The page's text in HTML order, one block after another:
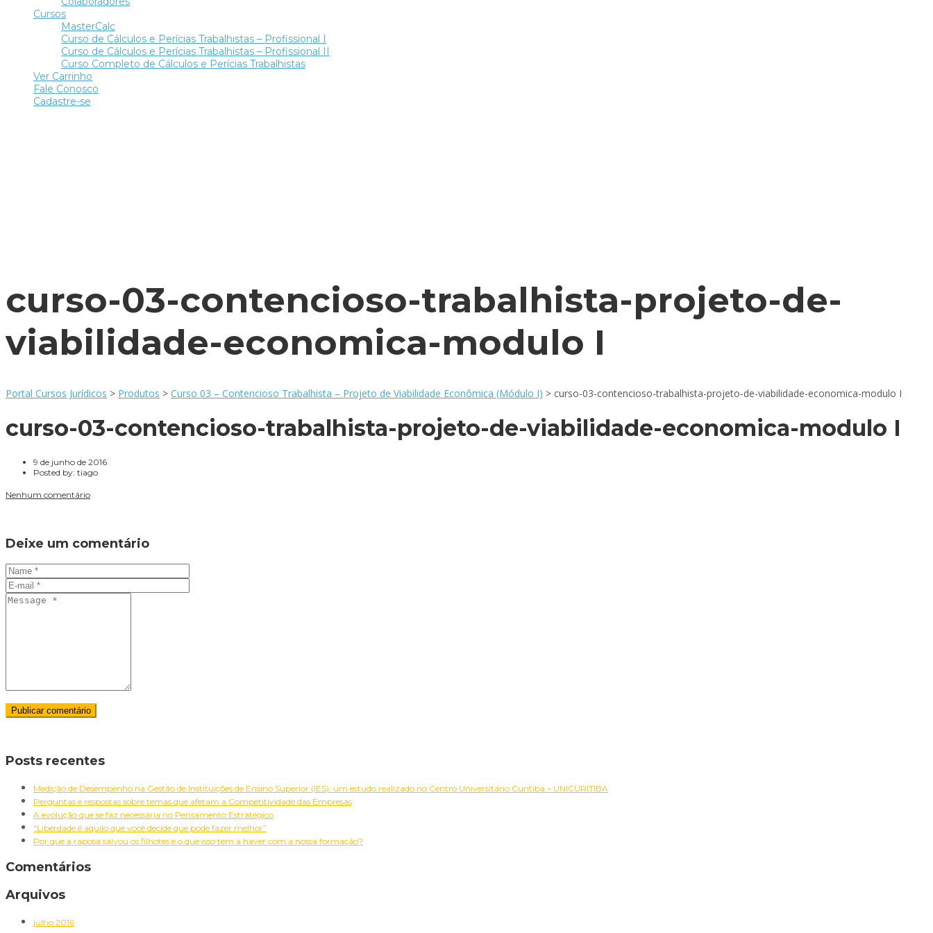
Cursos
MasterCalc
Curso de Cálculos e Perícias Trabalhistas – Profissional I
Curso de Cálculos e Perícias Trabalhistas – Profissional II
Curso Completo de Cálculos e Perícias Trabalhistas
Ver Carrinho
Fale Conosco
Cadastre-se
curso-03-contencioso-trabalhista-projeto-de-
viabilidade-economica-modulo I
Portal Cursos Jurídicos > Produtos > Curso 03 – Contencioso Trabalhista – Projeto de Viabilidade Econômica (Módulo I) > curso-03-contencioso-trabalhista-projeto-de-viabilidade-economica-modulo I
curso-03-contencioso-trabalhista-projeto-de-viabilidade-economica-modulo I
9 de junho de 2016
Posted by: tiago
Nenhum comentário
Deixe um comentário
Pesquisar
Posts recentes
Medição de Desempenho na Gestão de Instituições de Ensino Superior (IES): um estudo realizado no Centro Universitário Curitiba – UNICURITIBA
Perguntas e respostas sobre temas que afetam a Competitividade das Empresas
A evolução que se faz necessária no Pensamento Estratégico
“Liberdade é aquilo que você decide que pode fazer melhor”
Por que a raposa salvou os filhotes e o que isso tem a haver com a nossa formação?
Comentários
Arquivos
julho 2016